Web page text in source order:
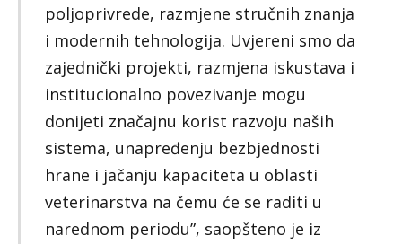
poljoprivrede, razmjene stručnih znanja
i modernih tehnologija. Uvjereni smo da
zajednički projekti, razmjena iskustava i
institucionalno povezivanje mogu
donijeti značajnu korist razvoju naših
sistema, unapređenju bezbjednosti
hrane i jačanju kapaciteta u oblasti
veterinarstva na čemu će se raditi u
narednom periodu”, saopšteno je iz